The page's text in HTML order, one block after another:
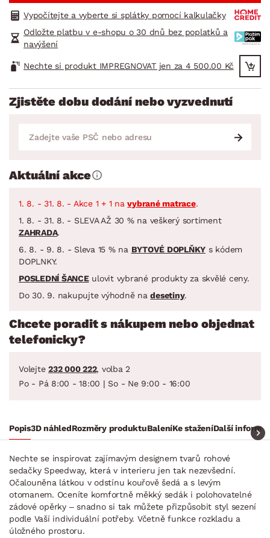
Vypočítejte a vyberte si splátky pomocí kalkulačky
Odložte platbu v e-shopu o 30 dnů bez poplatků a
navýšení
Nechte si produkt IMPREGNOVAT jen za 4 500.00 Kč
Zjistěte dobu dodání nebo vyzvednutí
Aktuální akce
1. 8. - 31. 8. - Akce 1 + 1 navybrané matrace.
1. 8. - 31. 8. - SLEVA AŽ 30 % na veškerý sortiment
ZAHRADA.
6. 8. - 9. 8. - Sleva 15 % na BYTOVÉ DOPLŇKY s kódem
DOPLNKY.
POSLEDNÍ ŠANCEulovit vybrané produkty za skvělé ceny.
Do 30. 9. nakupujte výhodně nadesetiny.
Chcete poradit s nákupem nebo objednat
telefonicky?
Volejte 232 000 222, volba 2
Po - Pá 8:00 - 18:00 | So - Ne 9:00 - 16:00
Popis3D náhledRozměry produktuBaleníKe staženíDalší
Nechte se inspirovat zajímavým designem tvarů rohové
sedačky Speedway, která v interieru jen tak nezevšední.
Očalouněna látkou v odstínu kouřově šedá a s levým
otomanem. Oceníte komfortně měkký sedák i polohovatelné
zádové opěrky – snadno si tak můžete přizpůsobit styl sezení
podle Vaší individuální potřeby. Včetně funkce rozkladu a
úložného prostoru.